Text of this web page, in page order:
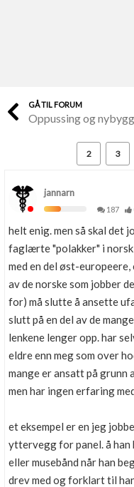
Finn håndverkere
Skaff dokumentasjon
Kundeservice
Få svar på det du lurer på
Kom i gang med
Se din bolig? Klikk her
Boligmappa+
Få mer ut av Boligmappa
GÅ TIL FORUM
Oppussing og
2 3
jannarn
187
helt enig. men så skal det
faglærte "polakker" i
med en del øst-europeere,
av de norske som jobber
for) må slutte å ansette
slutt på en del av de
lenkene lenger opp. har
eldre enn meg som over
mange er ansatt på grunn
men har ingen erfaring
et eksempel er en jeg
yttervegg for panel. å han
eller musebånd når han
drev med og forklart til